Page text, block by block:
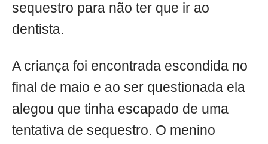
sequestro para não ter que ir ao
dentista.
A criança foi encontrada escondida no
final de maio e ao ser questionada ela
alegou que tinha escapado de uma
tentativa de sequestro. O menino